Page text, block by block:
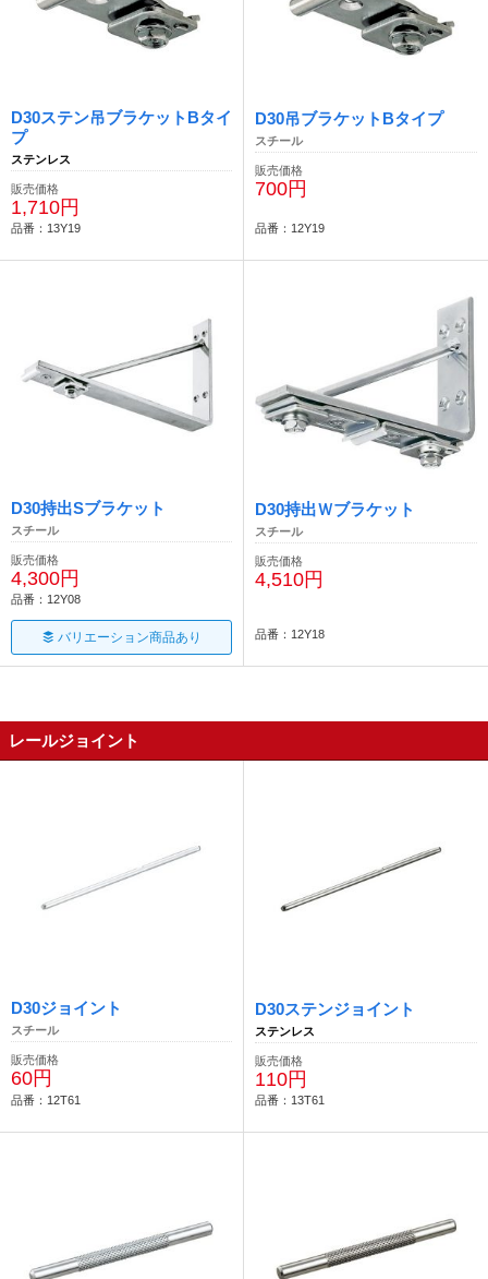
D30ステン吊ブラケットBタイ
プ
ステンレス
販売価格
1,710円
品番：13Y19
D30吊ブラケットBタイプ
スチール
販売価格
700円
品番：12Y19
D30持出Sブラケット
スチール
販売価格
4,300円
品番：12Y08
バリエーション商品あり
D30持出Ｗブラケット
スチール
販売価格
4,510円
品番：12Y18
レールジョイント
D30ジョイント
スチール
販売価格
60円
品番：12T61
D30ステンジョイント
ステンレス
販売価格
110円
品番：13T61